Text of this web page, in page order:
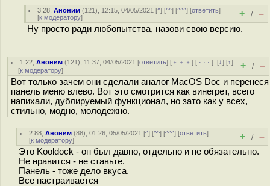
3.28 ,Аноним (121), 12:15, 04/05/2021 [^] [^^] [^^^] [ответить]
[к модератору] + / –
Ну просто ради любопытства, назови свою версию.
1.22 ,Аноним (121), 11:37, 04/05/2021 [ответить] [ ﹢﹢﹢] [ · · ·][↓] [↑]
[к модератору] + / –
Вот только зачем они сделали аналог MacOS Doc и перенеся
панель меню влево. Вот это смотрится как винегрет, всего
напихали, дублируемый функционал, но зато как у всех,
стильно, модно, молодежно.
2.88 ,Аноним (88), 01:26, 05/05/2021 [^] [^^] [^^^] [ответить]
[к модератору] + / –
Это Kooldock - он был давно, отдельно и не обязательно.
Не нравится - не ставьте.
Панель - тоже дело вкуса.
Все настраивается